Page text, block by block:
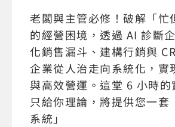
老闆與主管必修！破解「忙
的經營困境，透過 AI 診斷
化銷售漏斗、建構行銷與
企業從人治走向系統化，實
與高效營運。這堂 6 小時的
只給你理論，將提供您一套
系統」